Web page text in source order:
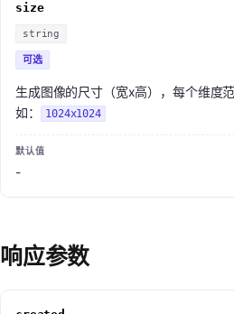
size
string
可选
-
生成图像的尺寸（宽x高），每个维度
如：
1024x1024
响应参数